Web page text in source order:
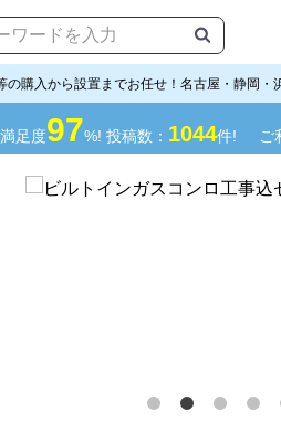
の購入から設置までお任せ！名古屋・静岡・
足度97%! 投稿数： 1044件! ご